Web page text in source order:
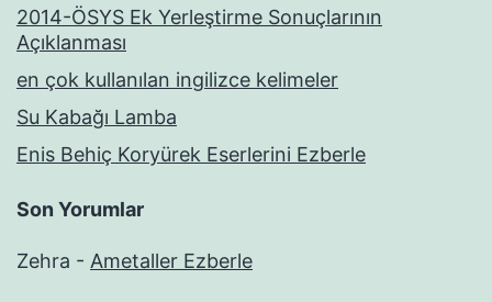
2014-ÖSYS Ek Yerleştirme Sonuçlarının
Açıklanması
en çok kullanılan ingilizce kelimeler
Su Kabağı Lamba
Enis Behiç Koryürek Eserlerini Ezberle
Son Yorumlar
Zehra - Ametaller Ezberle